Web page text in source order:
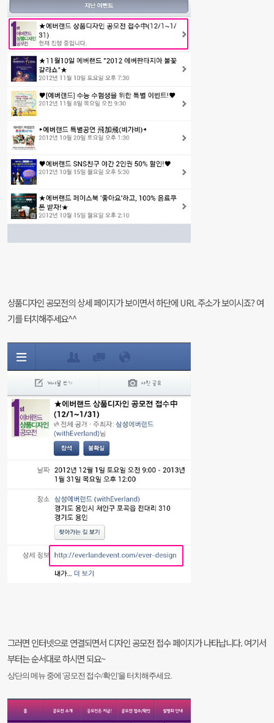
상품디자인 공모전의 상세 페이지가 보이면서 하단에 URL 주소가 보이시죠? 여
기를 터치해주세요^^
그러면 인터넷으로 연결되면서 디자인 공모전 접수 페이지가 나타납니다. 여기서
부터는 순서대로 하시면 되요~
상단의 메뉴 중에 '공모전 접수/확인'을 터치해주세요.